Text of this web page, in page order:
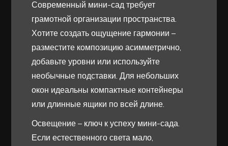
Современный мини-сад требует
грамотной организации пространства.
Хотите создать ощущение гармонии –
разместите композицию асимметрично,
добавьте уровни или используйте
необычные подставки. Для небольших
окон идеальны компактные контейнеры
или длинные ящики по всей длине.
Освещение – ключ к успеху мини-сада.
Если естественного света мало,